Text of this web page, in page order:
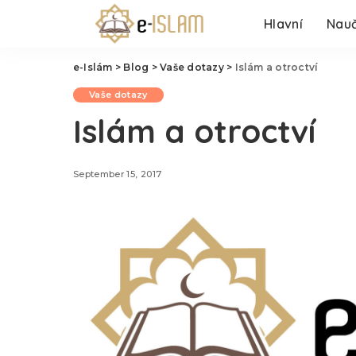
Hlavní
e-Islám > Blog >Vaše dotazy> Islám a otroctví
Vaše dotazy
Islám a otroctví
September 15, 2017